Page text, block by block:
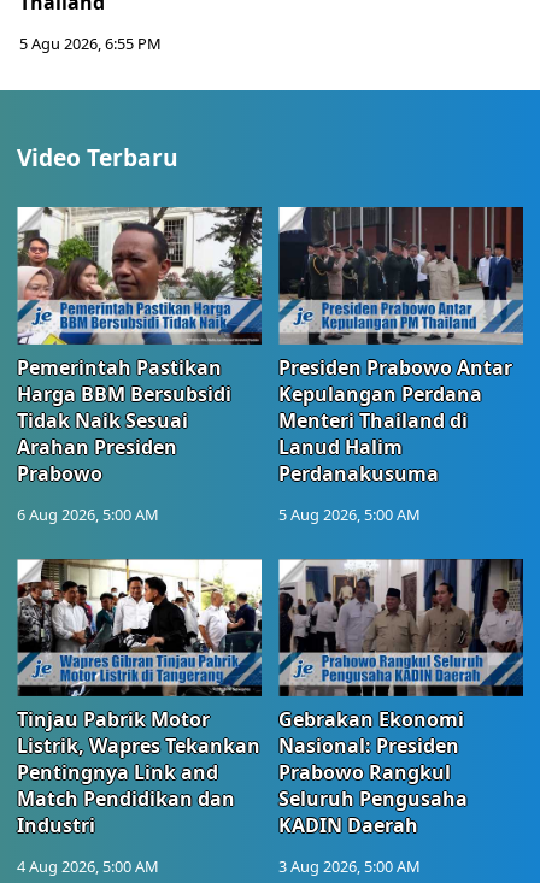
5 Agu 2026, 6:55 PM
Video Terbaru
Pemerintah Pastikan
Harga BBM Bersubsidi
Tidak Naik Sesuai
Arahan Presiden
Prabowo
6 Aug 2026, 5:00 AM
Presiden Prabowo Antar
Kepulangan Perdana
Menteri Thailand di
Lanud Halim
Perdanakusuma
5 Aug 2026, 5:00 AM
Tinjau Pabrik Motor
Listrik, Wapres Tekankan
Pentingnya Link and
Match Pendidikan dan
Industri
4 Aug 2026, 5:00 AM
Gebrakan Ekonomi
Nasional: Presiden
Prabowo Rangkul
Seluruh Pengusaha
KADIN Daerah
3 Aug 2026, 5:00 AM